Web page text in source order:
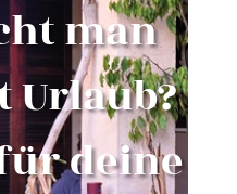
man
Urlaub?
deine